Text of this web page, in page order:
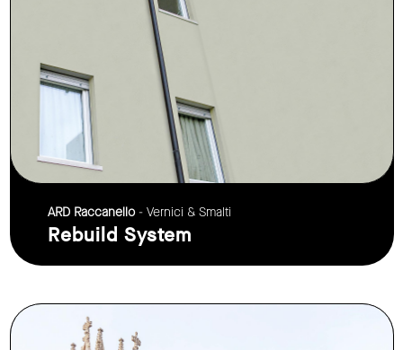
ARD Raccanello- Vernici & Smalti
Rebuild System